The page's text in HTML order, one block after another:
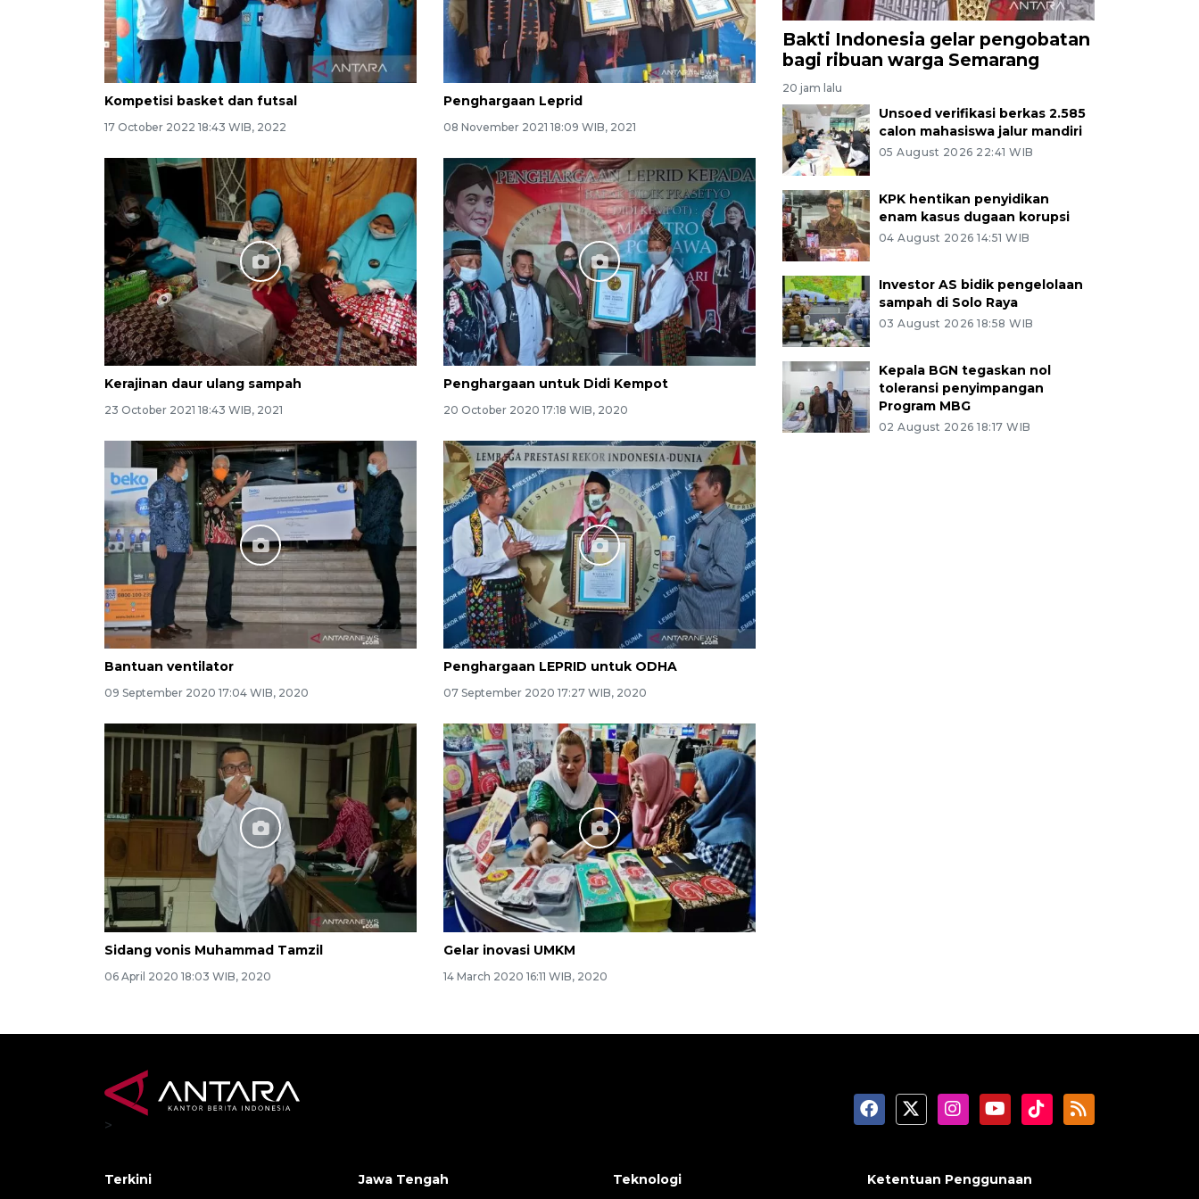
Kompetisi basket dan futsal
17 October 2022 18:43 WIB, 2022
Penghargaan Leprid
08 November 2021 18:09 WIB, 2021
Kerajinan daur ulang sampah
23 October 2021 18:43 WIB, 2021
Penghargaan untuk Didi Kempot
20 October 2020 17:18 WIB, 2020
Bantuan ventilator
09 September 2020 17:04 WIB, 2020
Penghargaan LEPRID untuk ODHA
07 September 2020 17:27 WIB, 2020
Sidang vonis Muhammad Tamzil
06 April 2020 18:03 WIB, 2020
Gelar inovasi UMKM
14 March 2020 16:11 WIB, 2020
Bakti Indonesia gelar pengobatan
bagi ribuan warga Semarang
20 jam lalu
Unsoed verifikasi berkas 2.585
calon mahasiswa jalur mandiri
05 August 2026 22:41 WIB
KPK hentikan penyidikan
enam kasus dugaan korupsi
04 August 2026 14:51 WIB
Investor AS bidik pengelolaan
sampah di Solo Raya
03 August 2026 18:58 WIB
Kepala BGN tegaskan nol
toleransi penyimpangan
Program MBG
02 August 2026 18:17 WIB
>
Terkini Jawa Tengah Teknologi Ketentuan Penggunaan